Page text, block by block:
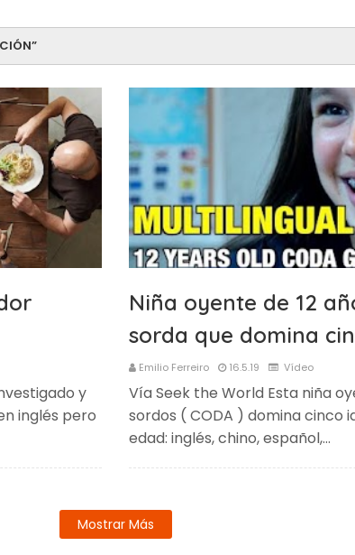
y
inglés pero
Niña oyente de 12
sorda que domina
Emilio Ferreiro 16.5.19 Vídeo
Vía Seek the World Esta niña
sordos ( CODA ) domina cinco
edad: inglés, chino, español,…
Mostrar Más